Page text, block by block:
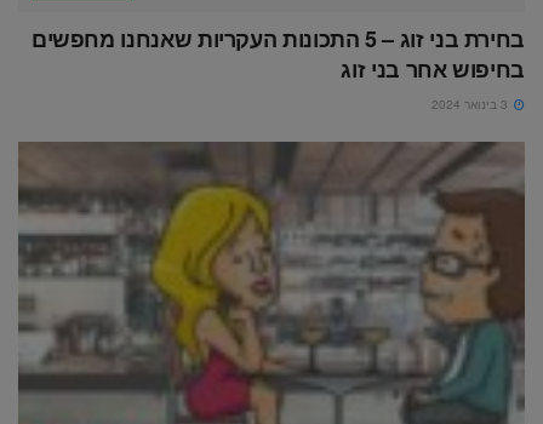
בחירת בני זוג – 5 התכונות העקריות שאנחנו מחפשים
בחיפוש אחר בני זוג